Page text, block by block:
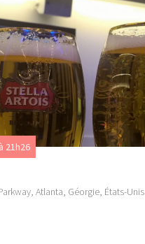
21h26
Atlanta, Géorgie, États-Unis